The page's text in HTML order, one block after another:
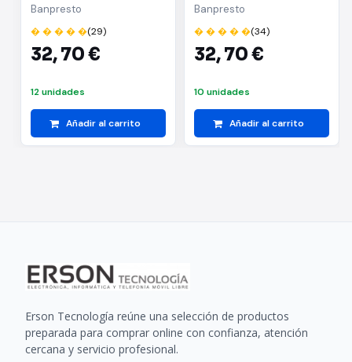
kakashi hatake(a:naruto
uzumaki)
Banpresto
� � � � �(29)
32,70 €
12 unidades
Añadir al carrito
kakashi
hatake(b:kakashi
hatake)
Banpresto
� � � � �(34)
32,70 €
10 unidades
Añadir al carrito
Erson Tecnología reúne una selección de productos
preparada para comprar online con confianza, atención
cercana y servicio profesional.